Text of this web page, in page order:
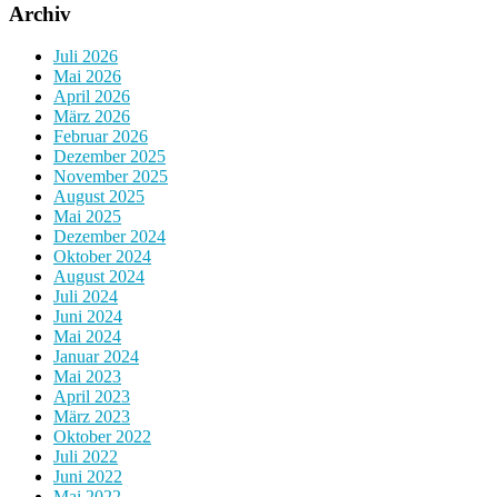
Archiv
Juli 2026
Mai 2026
April 2026
März 2026
Februar 2026
Dezember 2025
November 2025
August 2025
Mai 2025
Dezember 2024
Oktober 2024
August 2024
Juli 2024
Juni 2024
Mai 2024
Januar 2024
Mai 2023
April 2023
März 2023
Oktober 2022
Juli 2022
Juni 2022